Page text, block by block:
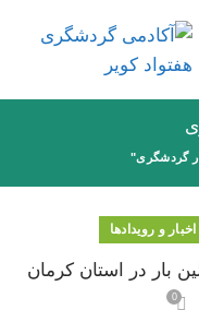
گردشگری"
اخبار و رویدادها
بار در استان کرمان
0